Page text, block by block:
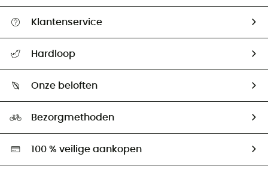
Klantenservice
Mijn zending volgen
Retourzendingen & Terugbetalingen
Hardloop
Ambassadeurs
Onze beloften
Hardgreen
Bezorgmethoden
100 % veilige aankopen